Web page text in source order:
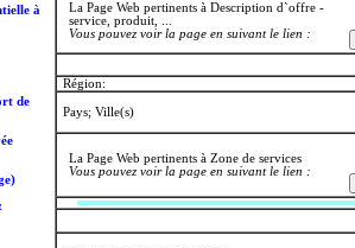
à
de
La Page Web pertinents à Description d`offre -
service, produit, ...
Vous pouvez voir la page en suivant le lien :
Région:
Pays; Ville(s)
La Page Web pertinents à Zone de services
Vous pouvez voir la page en suivant le lien :